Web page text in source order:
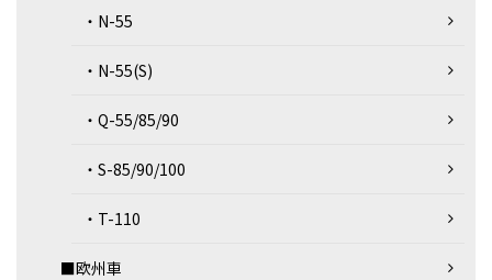
・N-55
・N-55(S)
・Q-55/85/90
・S-85/90/100
・T-110
■欧州車